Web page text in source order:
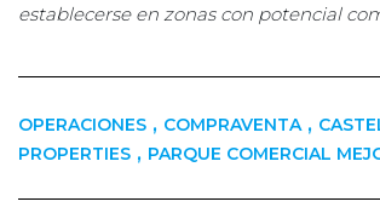
establecerse en zonas con potencial
OPERACIONES , COMPRAVENTA ,
PROPERTIES , PARQUE COMERCIAL